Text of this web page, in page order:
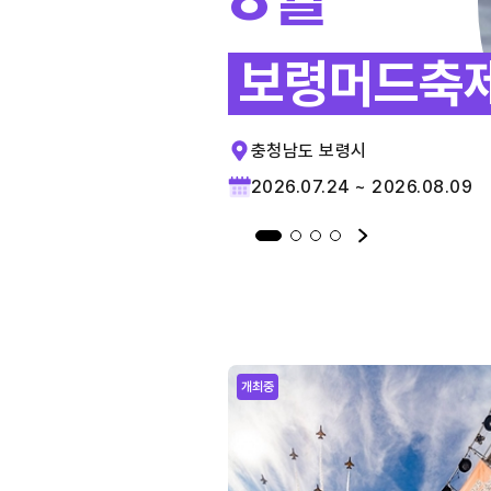
보령머드축
충청남도 보령시
2026.07.24 ~ 2026.08.09
개최중